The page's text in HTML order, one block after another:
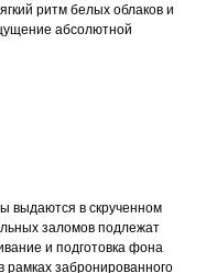
ритм белых облаков и
абсолютной
выдаются в скрученном
заломов подлежат
и подготовка фона
рамках забронированного